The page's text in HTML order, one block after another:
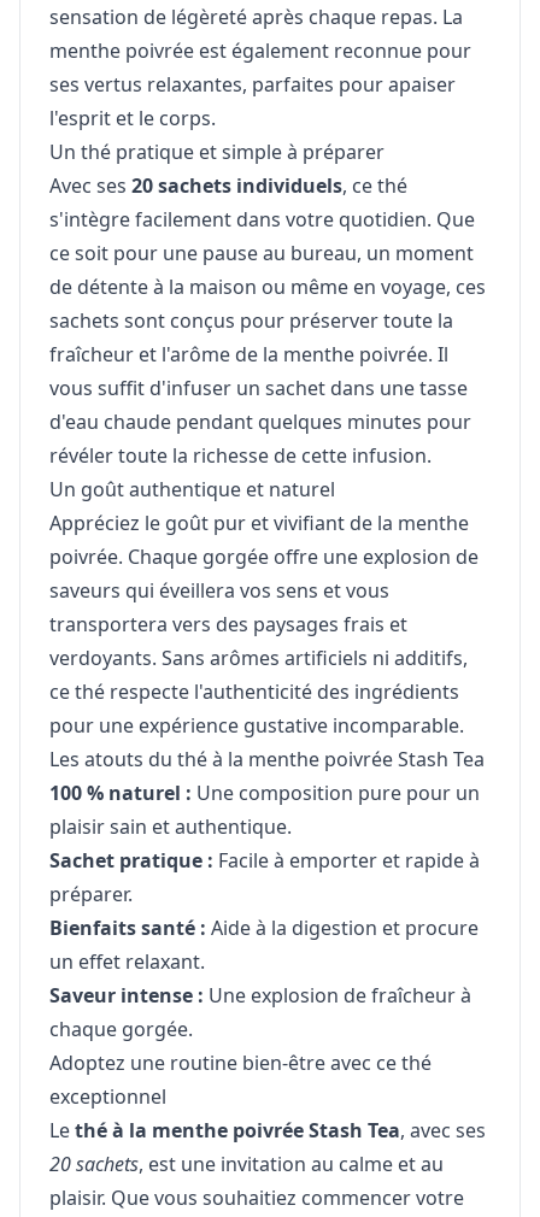
sensation de légèreté après chaque repas. La
menthe poivrée est également reconnue pour
ses vertus relaxantes, parfaites pour apaiser
l'esprit et le corps.
Un thé pratique et simple à préparer
Avec ses 20 sachets individuels, ce thé
s'intègre facilement dans votre quotidien. Que
ce soit pour une pause au bureau, un moment
de détente à la maison ou même en voyage, ces
sachets sont conçus pour préserver toute la
fraîcheur et l'arôme de la menthe poivrée. Il
vous suffit d'infuser un sachet dans une tasse
d'eau chaude pendant quelques minutes pour
révéler toute la richesse de cette infusion.
Un goût authentique et naturel
Appréciez le goût pur et vivifiant de la menthe
poivrée. Chaque gorgée offre une explosion de
saveurs qui éveillera vos sens et vous
transportera vers des paysages frais et
verdoyants. Sans arômes artificiels ni additifs,
ce thé respecte l'authenticité des ingrédients
pour une expérience gustative incomparable.
Les atouts du thé à la menthe poivrée Stash Tea
100 % naturel : Une composition pure pour un
plaisir sain et authentique.
Sachet pratique : Facile à emporter et rapide à
préparer.
Bienfaits santé : Aide à la digestion et procure
un effet relaxant.
Saveur intense : Une explosion de fraîcheur à
chaque gorgée.
Adoptez une routine bien-être avec ce thé
exceptionnel
Lethé à la menthe poivrée Stash Tea, avec ses
20 sachets, est une invitation au calme et au
plaisir. Que vous souhaitiez commencer votre